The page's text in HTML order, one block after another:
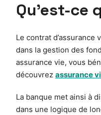
Qu’est-ce
Le contrat
dans la gestion des
assurance vie, vous
découvrez assurance
La banque met ainsi à
dans une logique de